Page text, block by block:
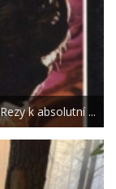
k absolutní ...